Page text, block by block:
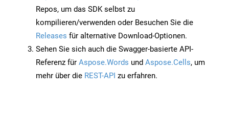
Repos, um das SDK selbst zu
kompilieren/verwenden oder Besuchen Sie die
Releases für alternative Download-Optionen.
Sehen Sie sich auch die Swagger-basierte API-
Referenz für Aspose.Words und Aspose.Cells, um
mehr über die REST-API zu erfahren.